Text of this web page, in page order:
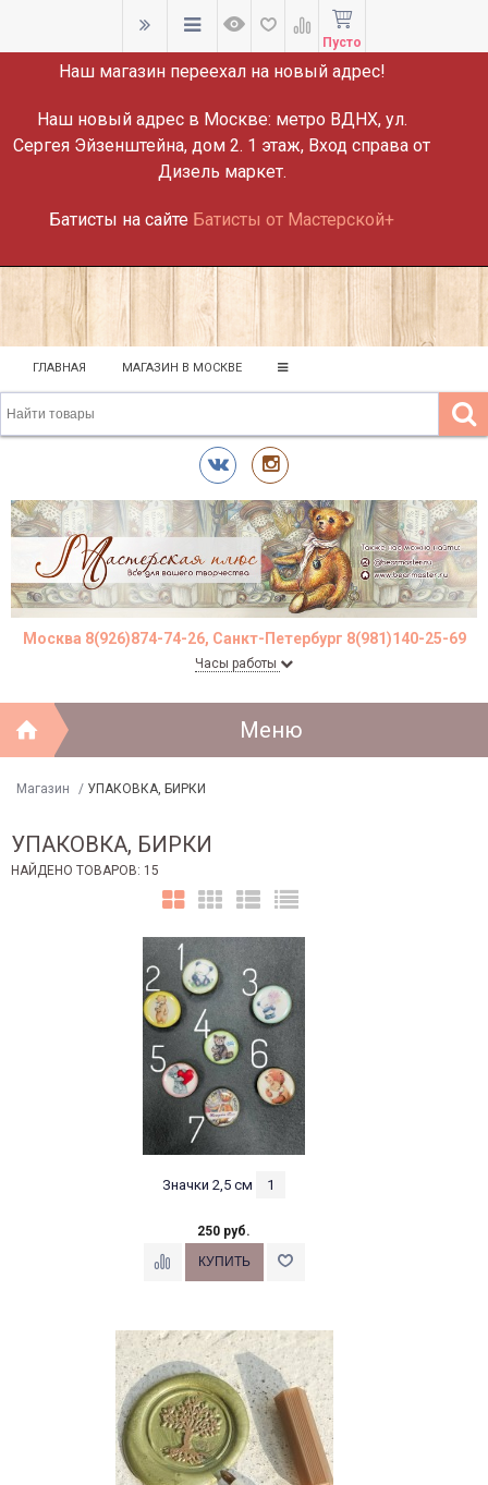
ВНИМАНИЕ!
Наш магазин переехал на новый адрес!
Наш новый адрес в Москве: метро ВДНХ, ул.
Сергея Эйзенштейна, дом 2. 1 этаж, Вход справа от
Дизель маркет.
Батисты на сайте Батисты от Мастерской+
Пусто
ГЛАВНАЯ МАГАЗИН В МОСКВЕ
Москва 8(926)874-74-26, Санкт-Петербург 8(981)140-25-69
Часы работы
Меню
Магазин / УПАКОВКА, БИРКИ
УПАКОВКА, БИРКИ
НАЙДЕНО ТОВАРОВ: 15
Значки 2,5 см 1
250 руб.